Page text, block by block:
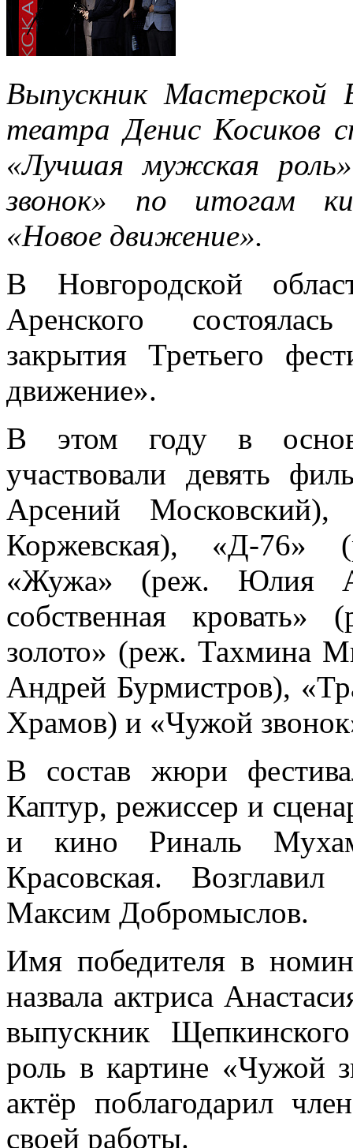
Выпускник
театра Денис Косиков
«Лучшая мужская
звонок» по итогам
«Новое движение».
В Новгородской
Аренского
закрытия Третьего
движение».
В этом году в
участвовали девять
Арсений
Коржевская), «Д-76»
«Жужа» (реж. Юлия
собственная
золото» (реж. Тахмина
Андрей Бурмистров),
Храмов) и «Чужой
В состав жюри
Каптур, режиссер и
и кино Риналь
Красовская.
Максим Добромыслов.
Имя победителя в
назвала актриса
выпускник
роль в картине «Чужой
актёр поблагодарил
своей работы.